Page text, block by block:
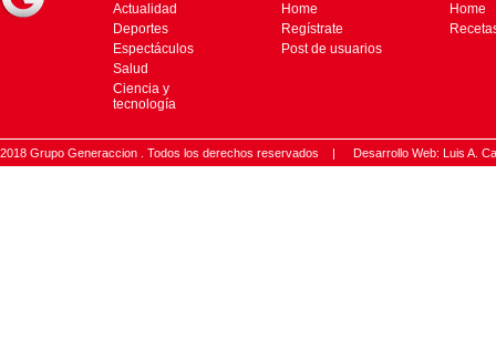
Actualidad
Deportes
Espectáculos
Salud
Ciencia y
tecnología
Home
Regístrate
Post de usuarios
Home
2018 Grupo Generaccion . Todos los derechos reservados | Desarrollo Web: Luis